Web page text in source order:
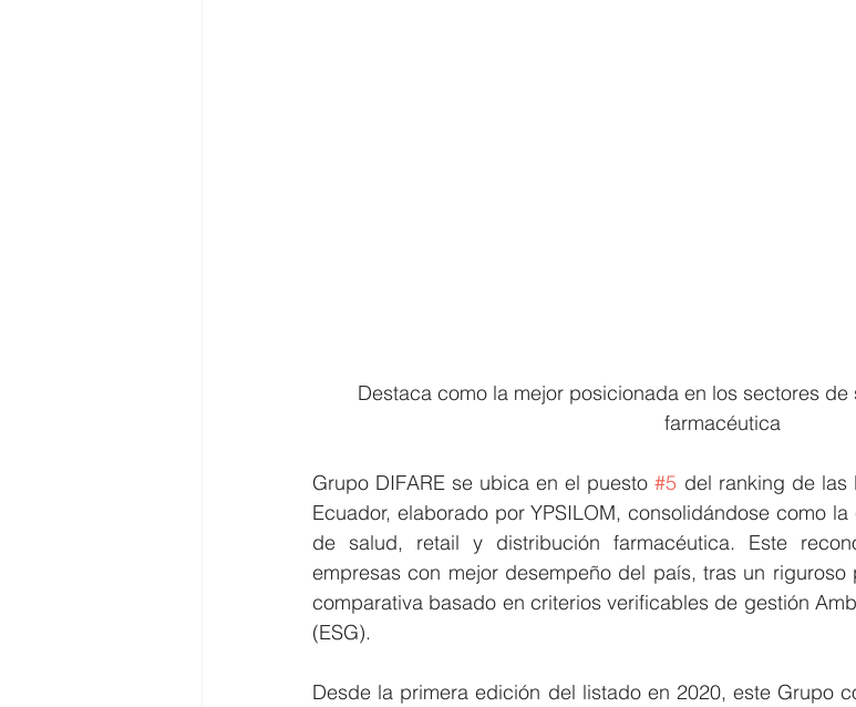
Destaca como la mejor posicionada en los sectores
farmacéutica
Grupo DIFARE se ubica en el puesto #5 del ranking de las
Ecuador, elaborado por YPSILOM, consolidándose como
de salud, retail y distribución farmacéutica. Este
empresas con mejor desempeño del país, tras un
comparativa basado en criterios verificables de gestión
(ESG).
Desde la primera edición del listado en 2020, este Grupo